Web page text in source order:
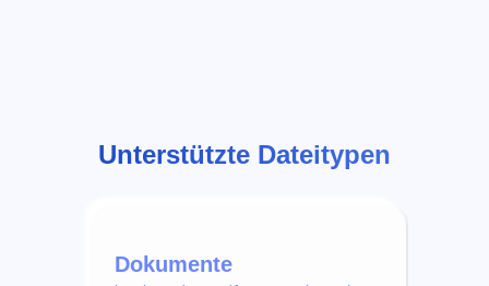
Unterstützte Dateitypen
Dokumente